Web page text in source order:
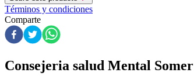
Términos y condiciones
Comparte
Consejeria salud Mental Somer